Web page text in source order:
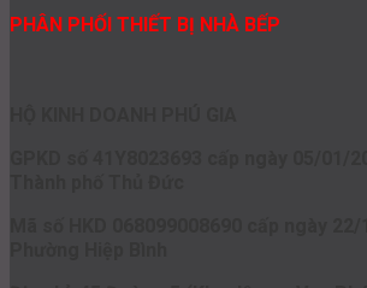
PHÂN PHỐI THIẾT BỊ NHÀ BẾP